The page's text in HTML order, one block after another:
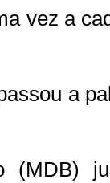
vez a
a
(MDB)